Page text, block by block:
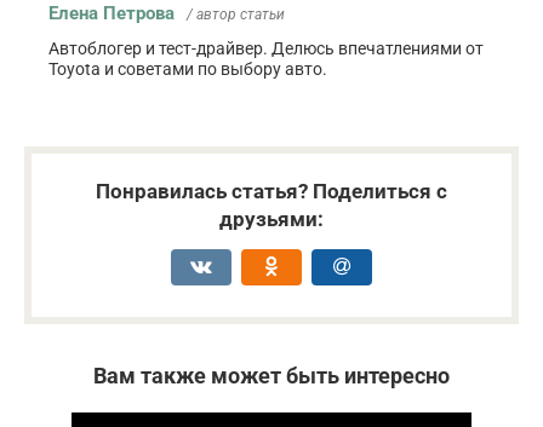
Елена Петрова / автор статьи
Автоблогер и тест-драйвер. Делюсь впечатлениями от
Toyota и советами по выбору авто.
Понравилась статья? Поделиться с
друзьями:
Вам также может быть интересно